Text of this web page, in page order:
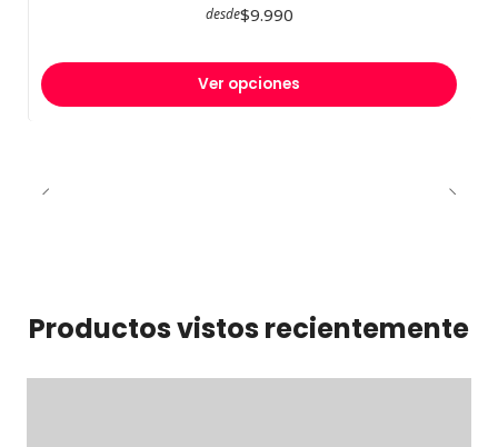
desde$9.990
Ver opciones
Productos vistos recientemente